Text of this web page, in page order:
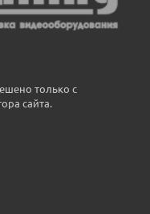
только с
сайта.